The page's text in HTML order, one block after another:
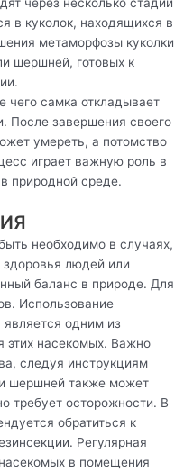
в куколок, находящихся в
метаморфозы куколки
шершней, готовых к
чего самка откладывает
После завершения своего
умереть, а потомство
играет важную роль в
природной среде.
необходимо в случаях,
здоровья людей или
баланс в природе. Для
Использование
одним из
этих насекомых. Важно
следуя инструкциям
шершней также может
требует осторожности. В
обратиться к
Регулярная
в помещения